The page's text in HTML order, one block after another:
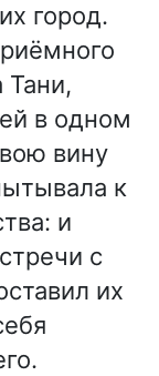
город.
Тани,
в одном
вину
к
и
с
их